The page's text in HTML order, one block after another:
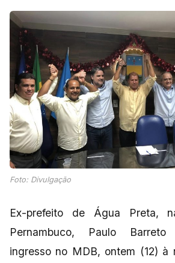
Foto: Divulgação
Ex-prefeito de Água Preta,
Pernambuco, Paulo
ingresso no MDB, ontem (12) à